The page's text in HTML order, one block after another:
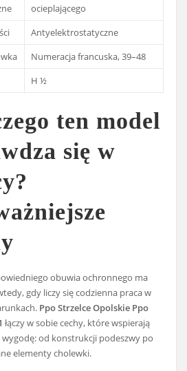
ocieplającego
Antyelektrostatyczne
Numeracja francuska, 39–48
H ½
ten model
się w
obuwia ochronnego ma
gdy liczy się codzienna praca w
Ppo Strzelce Opolskie Ppo
łączy w sobie cechy, które wspierają
od konstrukcji podeszwy po
elementy cholewki.